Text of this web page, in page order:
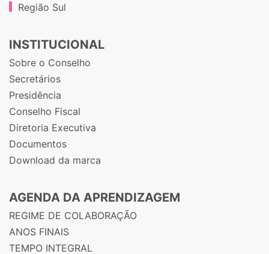
Região Sul
INSTITUCIONAL
Sobre o Conselho
Secretários
Presidência
Conselho Fiscal
Diretoria Executiva
Documentos
Download da marca
AGENDA DA APRENDIZAGEM
REGIME DE COLABORAÇÃO
ANOS FINAIS
TEMPO INTEGRAL